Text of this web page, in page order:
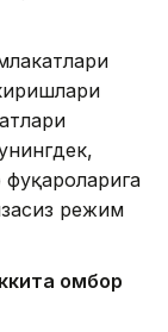
режим
омбор